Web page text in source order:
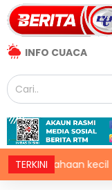
INFO CUACA
TERKINIkecil